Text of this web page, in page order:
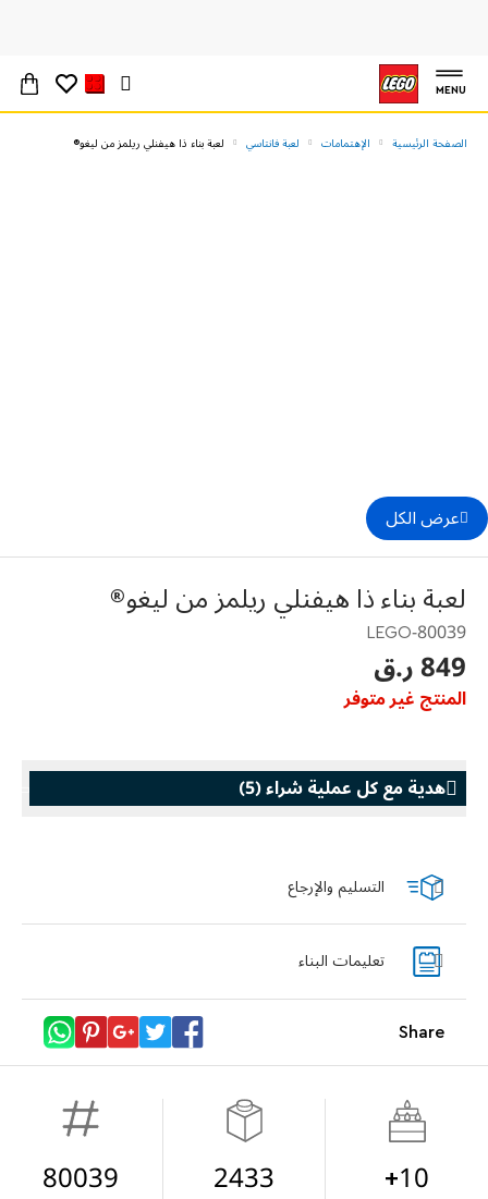
MENU
الصفحة الرئيسية الإهتمامات لعبة فانتاسي لعبة بناء ذا هيفنلي ريلمز من ليغو®
عرض الكل
لعبة بناء ذا هيفنلي ريلمز من ليغو®
80039-LEGO
849 ر.ق
المنتج غير متوفر
هدية مع كل عملية شراء(
5
)
هدية مع كل عملية شراء
LEGO® Koenigsegg Sadair's Spear
Steering Wheel
With purchases of Koenigsegg Sadair's Spear
Megacar (42232). While supplies last.*
التسليم والإرجاع
تعليمات البناء
Share
10+
2433
80039